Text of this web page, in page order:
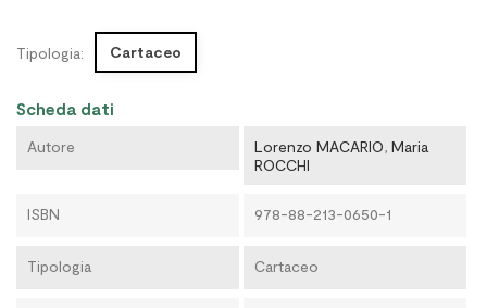
Tipologia: Cartaceo
Scheda dati
Autore Lorenzo MACARIO, Maria
ROCCHI
ISBN 978-88-213-0650-1
Tipologia Cartaceo